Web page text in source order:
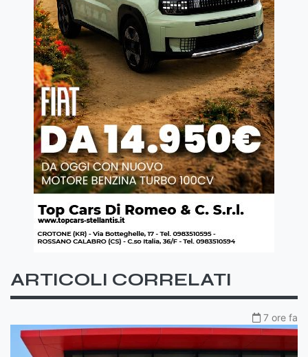
ARTICOLI CORRELATI
7 ore fa